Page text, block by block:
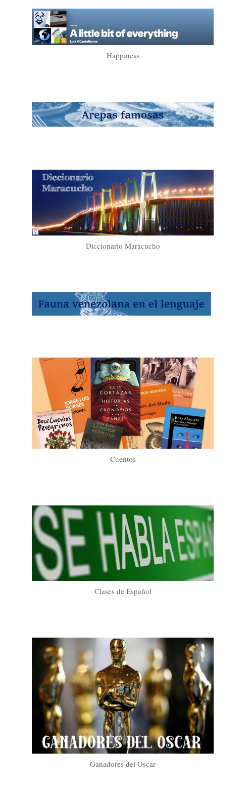
Happiness
Diccionario Maracucho
Cuentos
Clases de Español
Ganadores del Oscar